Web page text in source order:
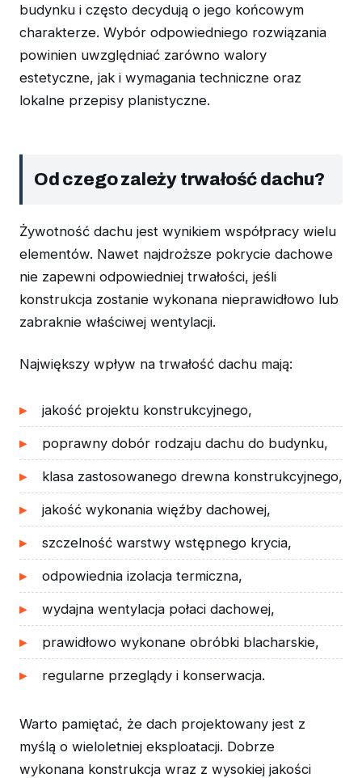
budynku i często decydują o jego końcowym
charakterze. Wybór odpowiedniego rozwiązania
powinien uwzględniać zarówno walory
estetyczne, jak i wymagania techniczne oraz
lokalne przepisy planistyczne.
Od czego zależy trwałość dachu?
Żywotność dachu jest wynikiem współpracy wielu
elementów. Nawet najdroższe pokrycie dachowe
nie zapewni odpowiedniej trwałości, jeśli
konstrukcja zostanie wykonana nieprawidłowo lub
zabraknie właściwej wentylacji.
Największy wpływ na trwałość dachu mają:
jakość projektu konstrukcyjnego,
poprawny dobór rodzaju dachu do budynku,
klasa zastosowanego drewna konstrukcyjnego,
jakość wykonania więźby dachowej,
szczelność warstwy wstępnego krycia,
odpowiednia izolacja termiczna,
wydajna wentylacja połaci dachowej,
prawidłowo wykonane obróbki blacharskie,
regularne przeglądy i konserwacja.
Warto pamiętać, że dach projektowany jest z
myślą o wieloletniej eksploatacji. Dobrze
wykonana konstrukcja wraz z wysokiej jakości